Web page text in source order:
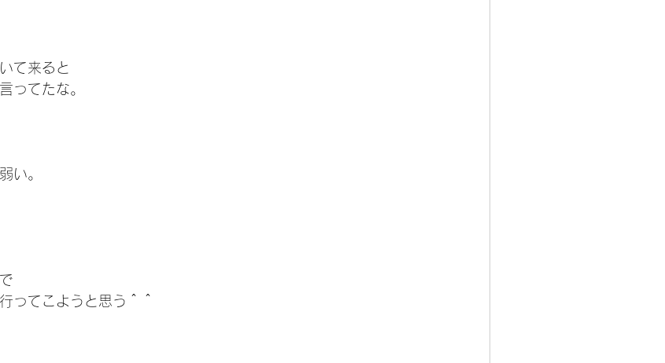
て来ると
ってたな。
い。
ってこようと思う＾＾